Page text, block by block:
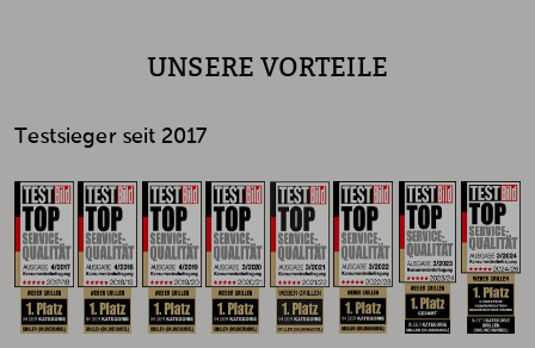
UNSERE VORTEILE
Testsieger seit 2017